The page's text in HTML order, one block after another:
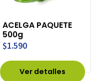
ACELGA PAQUETE
500g
$1.590
Ver detalles